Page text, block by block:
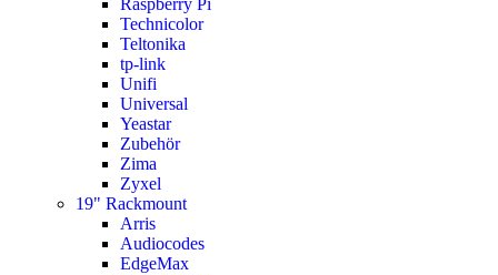
Technicolor
Teltonika
tp-link
Unifi
Universal
Yeastar
Zubehör
Zima
Zyxel
19" Rackmount
Arris
Audiocodes
EdgeMax